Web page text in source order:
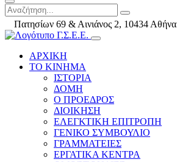
Πατησίων 69 & Αινιάνος 2, 10434 Αθήνα
ΑΡΧΙΚΗ
ΤΟ ΚΙΝΗΜΑ
ΙΣΤΟΡΙΑ
ΔΟΜΗ
Ο ΠΡΟΕΔΡΟΣ
ΔΙΟΙΚΗΣΗ
ΕΛΕΓΚΤΙΚΗ ΕΠΙΤΡΟΠΗ
ΓΕΝΙΚΟ ΣΥΜΒΟΥΛΙΟ
ΓΡΑΜΜΑΤΕΙΕΣ
ΕΡΓΑΤΙΚΑ ΚΕΝΤΡΑ